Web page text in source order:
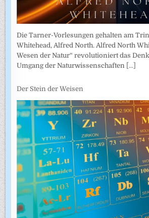
Die Tarner-Vorlesungen gehalten am
Whitehead, Alfred North. Alfred North
Wesen der Natur“ revolutioniert das
Umgang der Naturwissenschaften [...]
Der Stein der Weisen